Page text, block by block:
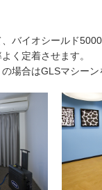
バイオシールド
く定着させます。
場合はGLSマシー